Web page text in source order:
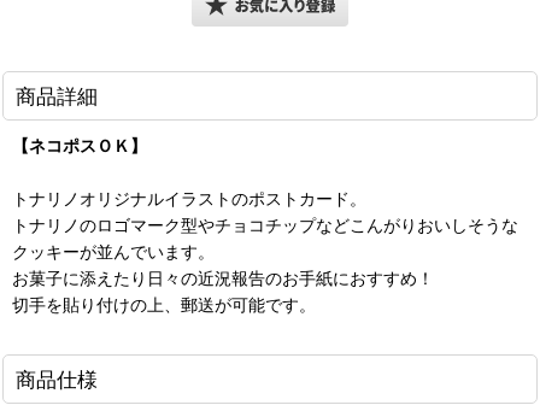
商品詳細
【ネコポスＯＫ】
トナリノオリジナルイラストのポストカード。
トナリノのロゴマーク型やチョコチップなどこんがりおいしそうな
クッキーが並んでいます。
お菓子に添えたり日々の近況報告のお手紙におすすめ！
切手を貼り付けの上、郵送が可能です。
商品仕様